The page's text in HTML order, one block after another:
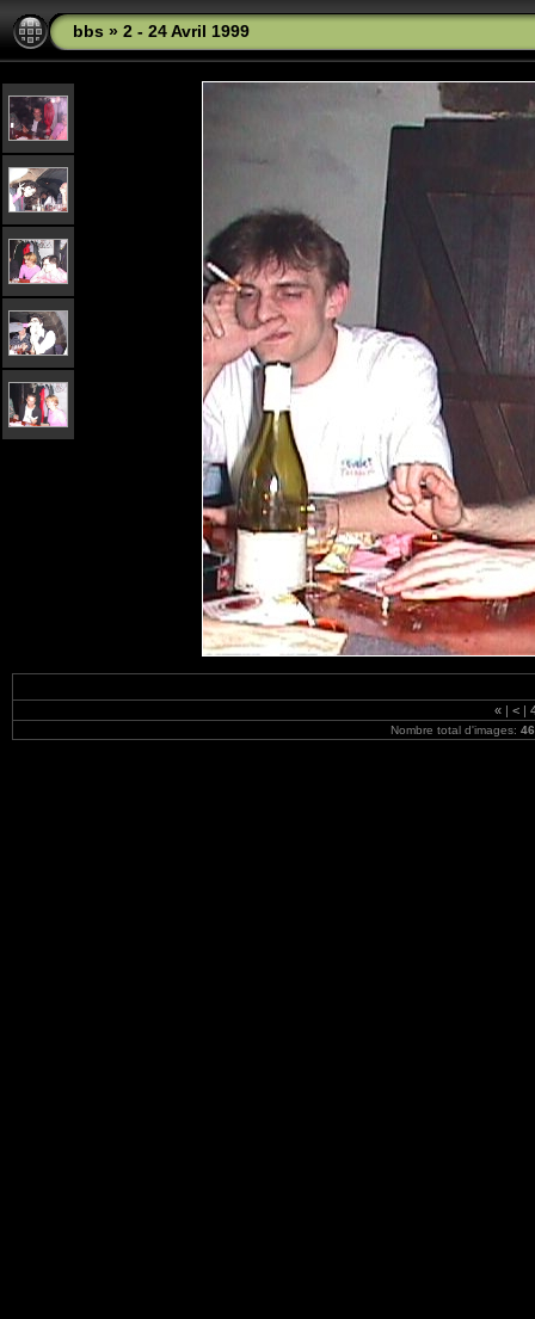
bbs » 2 - 24 Avril 1999
« | < |
Nombre total d'images: 46